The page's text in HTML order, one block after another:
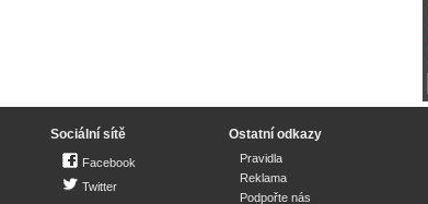
Sociální sítě
Facebook
Twitter
Ostatní odkazy
Pravidla
Reklama
Podpořte nás